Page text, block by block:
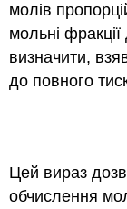
молів
мольні
визначити,
до повного
Цей вираз
обчислення